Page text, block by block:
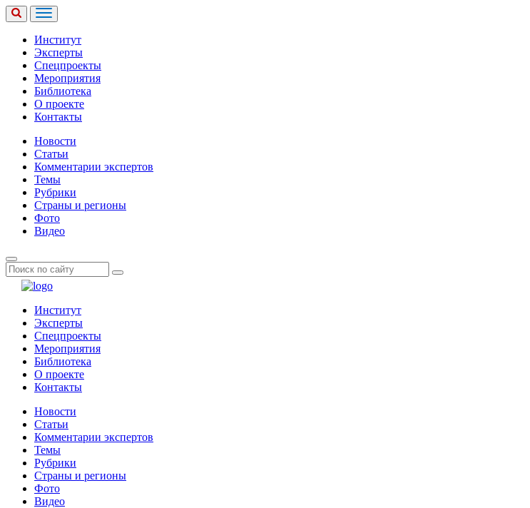
Институт
Эксперты
Спецпроекты
Мероприятия
Библиотека
О проекте
Контакты
Новости
Статьи
Комментарии экспертов
Темы
Рубрики
Страны и регионы
Фото
Видео
Институт
Эксперты
Спецпроекты
Мероприятия
Библиотека
О проекте
Контакты
Новости
Статьи
Комментарии экспертов
Темы
Рубрики
Страны и регионы
Фото
Видео